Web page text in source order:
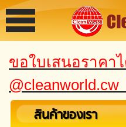
ขอใบเสนอราคา
@cleanworld.cw
สินค้าของเรา